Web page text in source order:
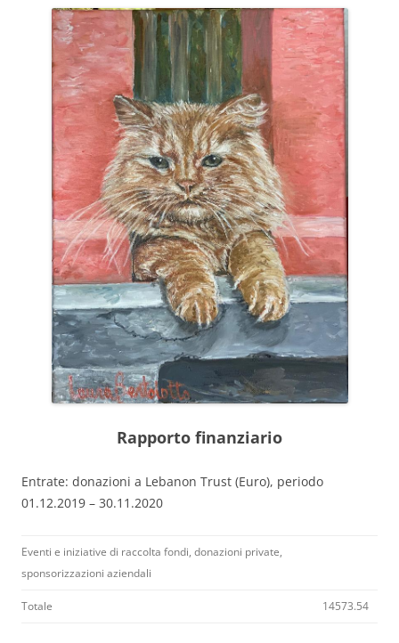
Rapporto finanziario
Entrate: donazioni a Lebanon Trust (Euro), periodo
01.12.2019 – 30.11.2020
Eventi e iniziative di raccolta fondi, donazioni private,
sponsorizzazioni aziendali
Totale 14573.54